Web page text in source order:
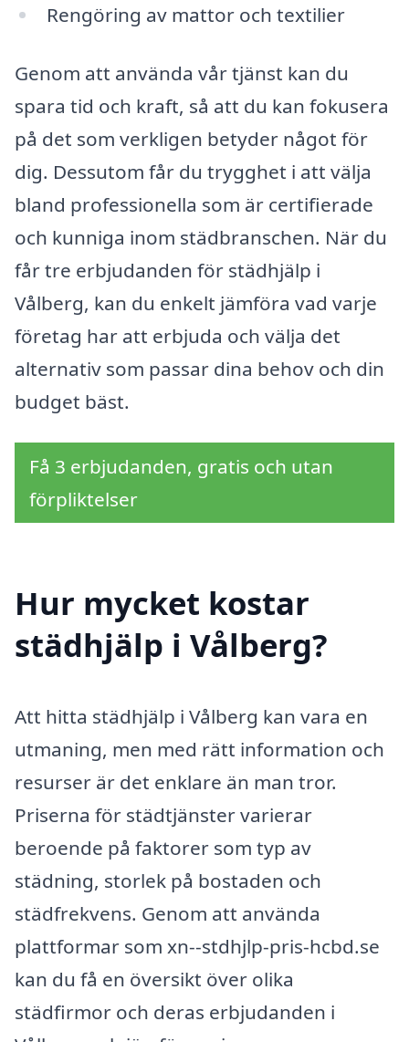
Rengöring av mattor och textilier
Genom att använda vår tjänst kan du
spara tid och kraft, så att du kan fokusera
på det som verkligen betyder något för
dig. Dessutom får du trygghet i att välja
bland professionella som är certifierade
och kunniga inom städbranschen. När du
får tre erbjudanden för städhjälp i
Vålberg, kan du enkelt jämföra vad varje
företag har att erbjuda och välja det
alternativ som passar dina behov och din
budget bäst.
Få 3 erbjudanden, gratis och utan
förpliktelser
Hur mycket kostar
städhjälp i Vålberg?
Att hitta städhjälp i Vålberg kan vara en
utmaning, men med rätt information och
resurser är det enklare än man tror.
Priserna för städtjänster varierar
beroende på faktorer som typ av
städning, storlek på bostaden och
städfrekvens. Genom att använda
plattformar som xn--stdhjlp-pris-hcbd.se
kan du få en översikt över olika
städfirmor och deras erbjudanden i